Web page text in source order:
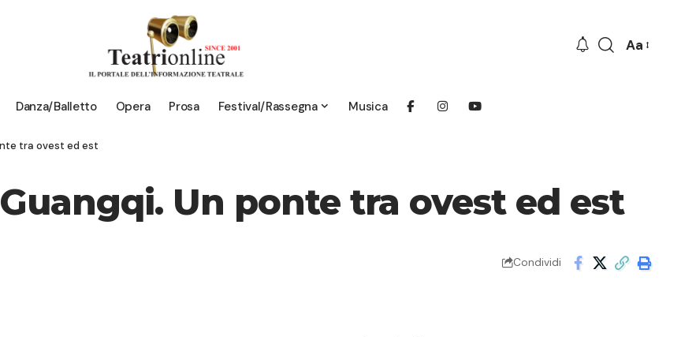
Font
Aa
Danza/Balletto Opera Prosa Festival/Rassegna Musica
tra ovest ed est
Un ponte tra ovest ed est
Condividi